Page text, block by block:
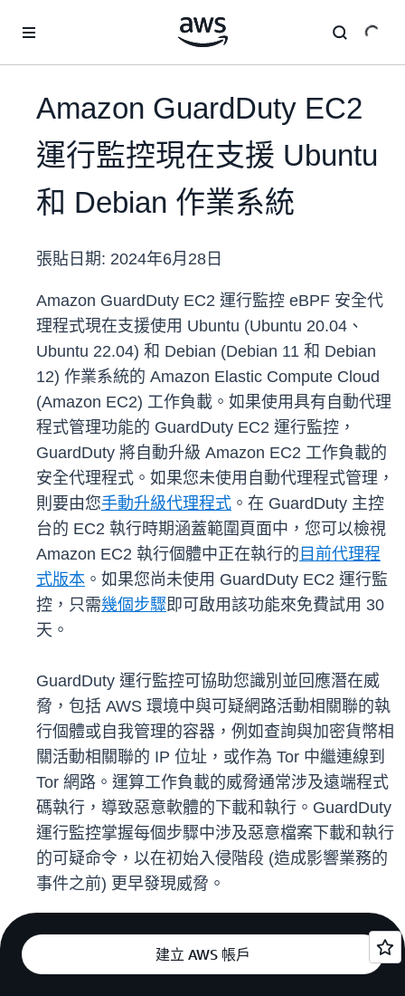
Amazon GuardDuty EC2
運行監控現在支援 Ubuntu
和 Debian 作業系統
張貼日期: 2024年6月28日
Amazon GuardDuty EC2 運行監控 eBPF 安全代
理程式現在支援使用 Ubuntu (Ubuntu 20.04、
Ubuntu 22.04) 和 Debian (Debian 11 和 Debian
12) 作業系統的 Amazon Elastic Compute Cloud
(Amazon EC2) 工作負載。如果使用具有自動代理
程式管理功能的 GuardDuty EC2 運行監控，
GuardDuty 將自動升級 Amazon EC2 工作負載的
安全代理程式。如果您未使用自動代理程式管理，
則要由您手動升級代理程式 。在 GuardDuty 主控
台的 EC2 執行時期涵蓋範圍頁面中，您可以檢視
Amazon EC2 執行個體中正在執行的 目前代理程
式版本 。如果您尚未使用 GuardDuty EC2 運行監
控，只需幾個步驟即可啟用該功能來免費試用 30
天。
GuardDuty 運行監控可協助您識別並回應潛在威
脅，包括 AWS 環境中與可疑網路活動相關聯的執
行個體或自我管理的容器，例如查詢與加密貨幣相
關活動相關聯的 IP 位址，或作為 Tor 中繼連線到
Tor 網路。運算工作負載的威脅通常涉及遠端程式
碼執行，導致惡意軟體的下載和執行。GuardDuty
運行監控掌握每個步驟中涉及惡意檔案下載和執行
的可疑命令，以在初始入侵階段 (造成影響業務的
事件之前) 更早發現威脅。
建立 AWS 帳戶